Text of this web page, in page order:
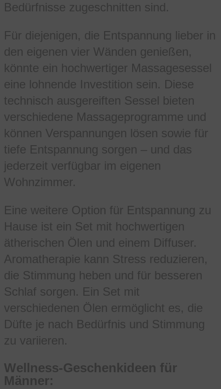
Bedürfnisse zugeschnitten sind.
Für diejenigen, die Entspannung lieber in
den eigenen vier Wänden genießen,
könnte ein hochwertiger Massagesessel
eine lohnende Investition sein. Diese
technisch ausgereiften Sessel bieten
verschiedene Massageprogramme und
können Verspannungen lösen sowie für
tiefe Entspannung sorgen – und das
jederzeit verfügbar im eigenen
Wohnzimmer.
Eine weitere Option für Entspannung zu
Hause ist ein Set mit hochwertigen
ätherischen Ölen und einem Diffuser.
Aromatherapie kann Stress reduzieren,
die Stimmung heben und für besseren
Schlaf sorgen. Ein Set mit
verschiedenen Ölen ermöglicht es, die
Düfte je nach Bedürfnis und Stimmung
zu variieren.
Wellness-Geschenkideen für
Männer: